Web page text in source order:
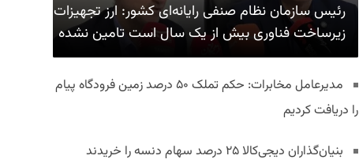
رئیس سازمان نظام صنفی رایانه‌ای کشور: ارز تجهیزات
زیرساخت فناوری بیش از یک سال است تامین نشده
مدیرعامل مخابرات: حکم تملک ۵۰ درصد زمین فرودگاه پیام
را دریافت کردیم
بنیان‌گذاران دیجی‌کالا ۲۵ درصد سهام دنسه را خریدند